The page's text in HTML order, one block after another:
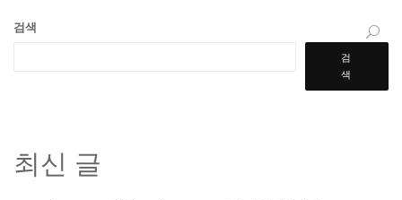
검색
검
색
최신 글